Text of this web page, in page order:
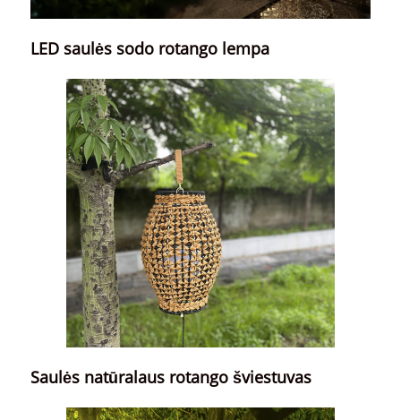
LED saulės sodo rotango lempa
Saulės natūralaus rotango šviestuvas